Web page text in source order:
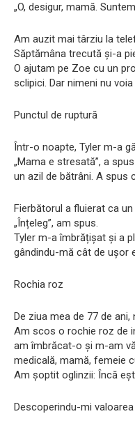
„O, desigur, mamă.
Am auzit mai târziu la
Săptămâna trecută și-a
O ajutam pe Zoe cu un
sclipici. Dar nimeni nu
Punctul de ruptură
Într-o noapte, Tyler m-a
„Mama e stresată”, a
un azil de bătrâni. A spus
Fierbătorul a fluierat ca
„Înțeleg”, am spus.
Tyler m-a îmbrățișat și a
gândindu-mă cât de ușor
Rochia roz
De ziua mea de 77 de
Am scos o rochie roz de
am îmbrăcat-o și m-am
medicală, mamă, femeie
Am șoptit oglinzii: Încă
Descoperindu-mi valoarea